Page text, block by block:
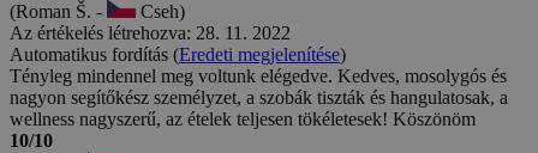
(Roman Š. -
Cseh)
Az értékelés létrehozva: 28. 11. 2022
Automatikus fordítás (Eredeti megjelenítése)
Tényleg mindennel meg voltunk elégedve. Kedves, mosolygós és
nagyon segítőkész személyzet, a szobák tiszták és hangulatosak, a
wellness nagyszerű, az ételek teljesen tökéletesek! Köszönöm
10/10